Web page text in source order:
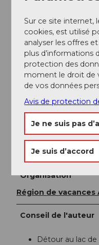
Informations
Les horaires de
sont les suivants
Pour toute autre
41 888 71 00,
Auteur(e)
Andermatt-Urserntal
Organisation
Région de
Conseil de l'auteur
Détour au lac
Sur ce site internet,
cookies, est utilisé
analyser les offres
plus d’informations
protection des
moment le droit de
de vos données
Avis de protection
Je ne suis pas
Je suis d’accord